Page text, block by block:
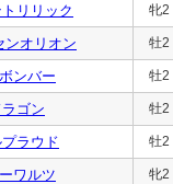
リリック 牝2
ンオリオン 牡2
ンバー 牡2
ゴン 牡2
ラウド 牡2
ワルツ 牝2